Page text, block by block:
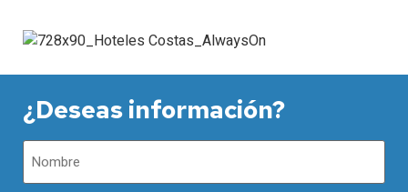
¿Deseas información?
Nombre
(Obligatorio)